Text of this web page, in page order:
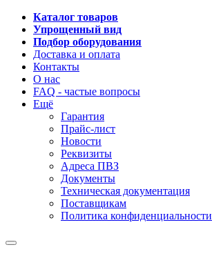
Каталог товаров
Упрощенный вид
Подбор оборудования
Доставка и оплата
Контакты
О нас
FAQ - частые вопросы
Ещё
Гарантия
Прайс-лист
Новости
Реквизиты
Адреса ПВЗ
Документы
Техническая документация
Поставщикам
Политика конфиденциальности